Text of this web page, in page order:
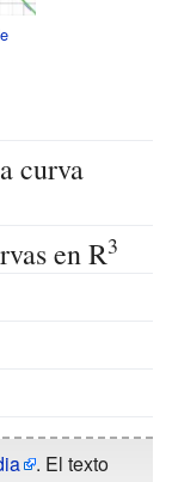
curva
en R3
. El texto